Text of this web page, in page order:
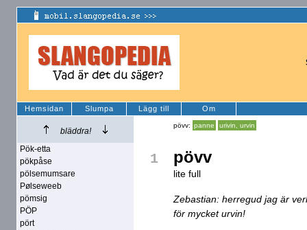
Hemsidan Slumpa Lägg till Om
bläddra!
Pök-etta
pökpåse
pölsemumsare
Pølseweeb
pömsig
PÖP
pört
pövv: panne urivin, urvin
1 pövv
lite full
Zebastian: herregud jag är
för mycket urvin!